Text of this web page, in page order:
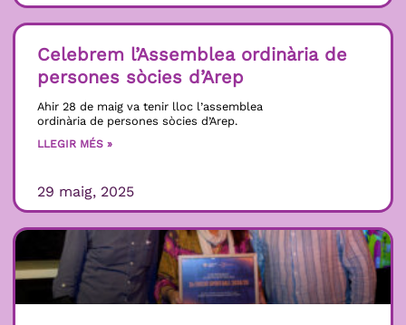
Celebrem l’Assemblea ordinària de
persones sòcies d’Arep
Ahir 28 de maig va tenir lloc l’assemblea
ordinària de persones sòcies d’Arep.
LLEGIR MÉS »
29 maig, 2025